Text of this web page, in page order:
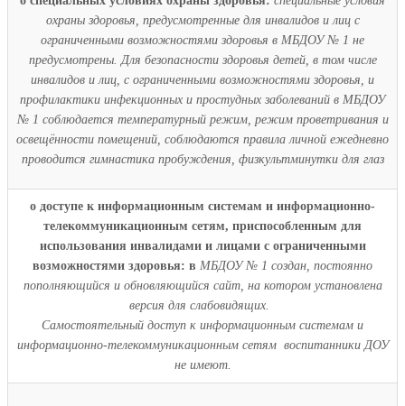
охраны здоровья, предусмотренные для инвалидов и лиц с
ограниченными возможностями здоровья в МБДОУ № 1 не
предусмотрены. Для безопасности здоровья детей, в том числе
инвалидов и лиц, с ограниченными возможностями здоровья, и
профилактики инфекционных и простудных заболеваний в МБДОУ
№ 1 соблюдается температурный режим, режим проветривания и
освещённости помещений, соблюдаются правила личной ежедневно
проводится гимнастика пробуждения, физкультминутки для глаз
о доступе к информационным системам и информационно-
телекоммуникационным сетям, приспособленным для
использования инвалидами и лицами с ограниченными
возможностями здоровья: в МБДОУ № 1 создан, постоянно
пополняющийся и обновляющийся сайт, на котором установлена
версия для слабовидящих.
Самостоятельный доступ к информационным системам и
информационно-телекоммуникационным сетям воспитанники ДОУ
не имеют.